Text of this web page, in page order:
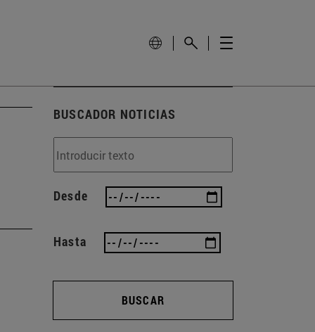
BUSCADOR NOTICIAS
Desde
Hasta
BUSCAR